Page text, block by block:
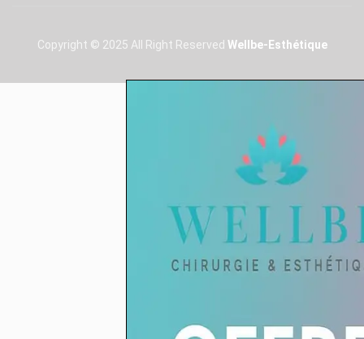
Copyright © 2025 All Right Reserved Wellbe-Esthétique